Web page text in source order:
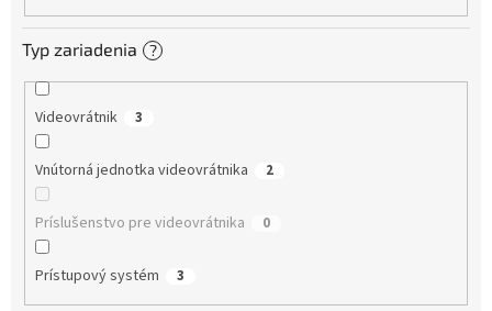
Typ zariadenia ?
Videovrátnik 3
Vnútorná jednotka videovrátnika 2
Príslušenstvo pre videovrátnika 0
Prístupový systém 3